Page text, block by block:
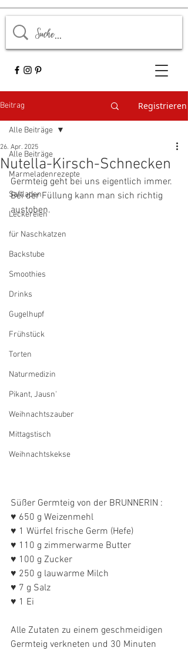
Beitrag Registrieren
Alle Beiträge
Marmeladenrezepte
Saftladen
Leckereien
für Naschkatzen
Backstube
Smoothies
Drinks
Gugelhupf
Frühstück
Torten
Naturmedizin
Pikant, Jausn'
Weihnachtszauber
Mittagstisch
Weihnachtskekse
Alle Beiträge
Nutella-Kirsch-Schnecken
26. Apr. 2025
Germteig geht bei uns eigentlich immer.
Bei der Füllung kann man sich richtig
austoben.
Süßer Germteig von der BRUNNERIN :
♥ 650 g Weizenmehl
♥ 1 Würfel frische Germ (Hefe)
♥ 110 g zimmerwarme Butter
♥ 100 g Zucker
♥ 250 g lauwarme Milch
♥ 7 g Salz
♥ 1 Ei
Alle Zutaten zu einem geschmeidigen
Germteig verkneten und 30 Minuten